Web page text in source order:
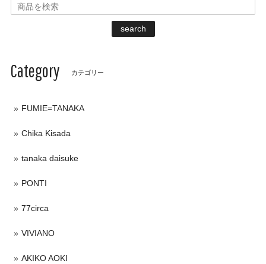
search
Category カテゴリー
FUMIE=TANAKA
Chika Kisada
tanaka daisuke
PONTI
77circa
VIVIANO
AKIKO AOKI